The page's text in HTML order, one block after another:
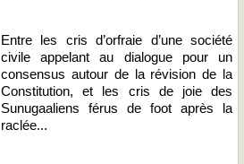
Entre les cris d’orfraie d’une société
civile appelant au dialogue pour un
consensus autour de la révision de la
Constitution, et les cris de joie des
Sunugaaliens férus de foot après la
raclée...